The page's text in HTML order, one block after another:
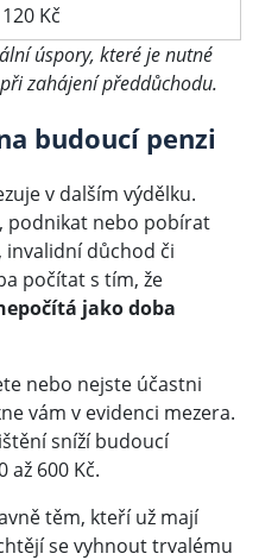
Kč
úspory, které je nutné
zahájení předdůchodu.
budoucí penzi
v dalším výdělku.
, podnikat nebo pobírat
důchod či
počítat s tím, že
jako doba
nebo nejste účastni
vám v evidenci mezera.
sníží budoucí
600 Kč.
těm, kteří už mají
se vyhnout trvalému